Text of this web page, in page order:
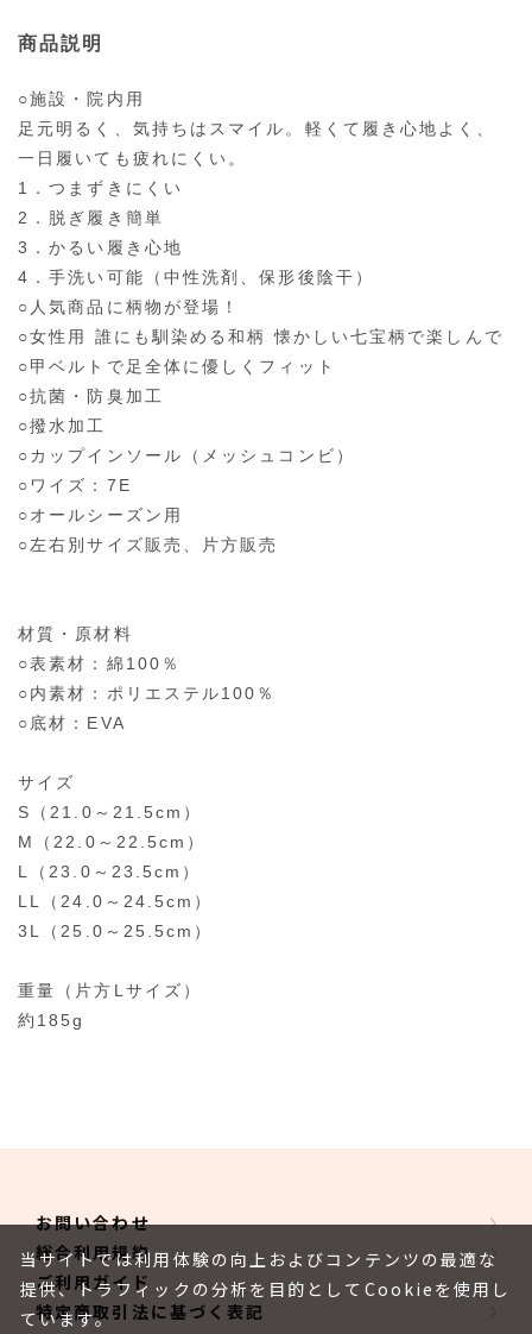
商品説明
○施設・院内用
足元明るく、気持ちはスマイル。軽くて履き心地よく、
一日履いても疲れにくい。
1．つまずきにくい
2．脱ぎ履き簡単
3．かるい履き心地
4．手洗い可能（中性洗剤、保形後陰干）
○人気商品に柄物が登場！
○女性用 誰にも馴染める和柄 懐かしい七宝柄で楽しんで
○甲ベルトで足全体に優しくフィット
○抗菌・防臭加工
○撥水加工
○カップインソール（メッシュコンビ）
○ワイズ：7E
○オールシーズン用
○左右別サイズ販売、片方販売
材質・原材料
○表素材：綿100％
○内素材：ポリエステル100％
○底材：EVA
サイズ
S（21.0～21.5cm）
M（22.0～22.5cm）
L（23.0～23.5cm）
LL（24.0～24.5cm）
3L（25.0～25.5cm）
重量（片方Lサイズ）
約185g
お問い合わせ
総合利用規約
ご利用ガイド
特定商取引法に基づく表記
当サイトでは利用体験の向上およびコンテンツの最適な
提供、トラフィックの分析を目的としてCookieを使用し
ています。